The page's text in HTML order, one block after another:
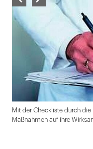
Mit der Checkliste durch
Maßnahmen auf ihre